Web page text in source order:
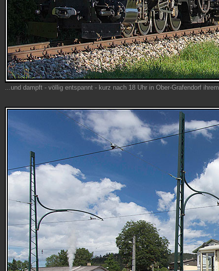
...und dampft - völlig entspannt - kurz nach 18 Uhr in Ober-Grafendorf